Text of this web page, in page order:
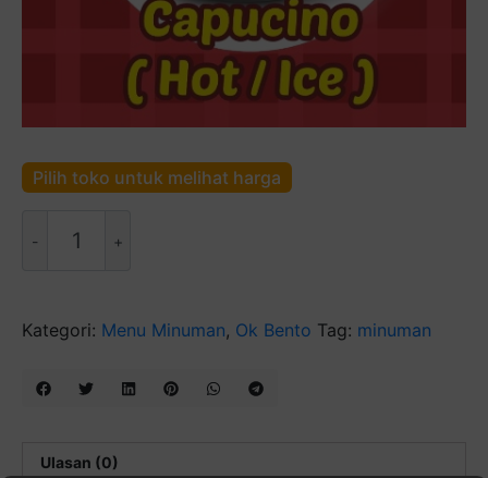
Pilih toko untuk melihat harga
Hot
Kategori: Menu Minuman, Ok Bento Tag: minuman
Ulasan (0)